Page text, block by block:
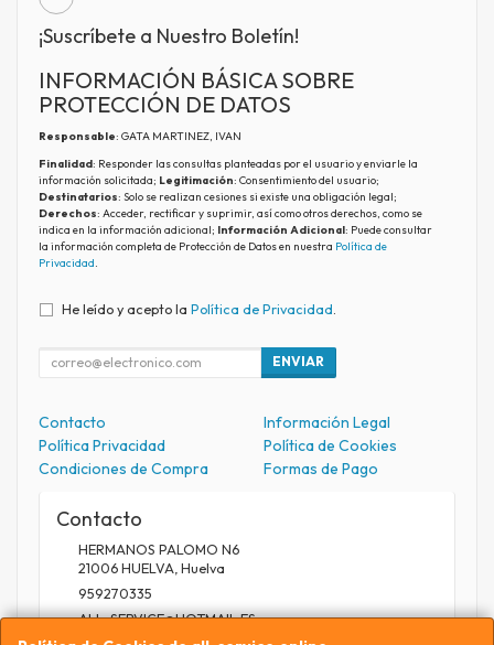
¡Suscríbete a Nuestro Boletín!
INFORMACIÓN BÁSICA SOBRE
PROTECCIÓN DE DATOS
Responsable: GATA MARTINEZ, IVAN
Finalidad: Responder las consultas planteadas por el usuario y enviarle la
información solicitada; Legitimación: Consentimiento del usuario;
Destinatarios: Solo se realizan cesiones si existe una obligación legal;
Derechos: Acceder, rectificar y suprimir, así como otros derechos, como se
indica en la información adicional; Información Adicional: Puede consultar
la información completa de Protección de Datos en nuestra Política de
Privacidad.
He leído y acepto la Política de Privacidad
ENVIAR
Contacto
Información Legal
Política Privacidad
Política de Cookies
Condiciones de Compra
Formas de Pago
Contacto
HERMANOS PALOMO N6
21006HUELVA Huelva
959270335
ALL_SERVICE@HOTMAIL.ES